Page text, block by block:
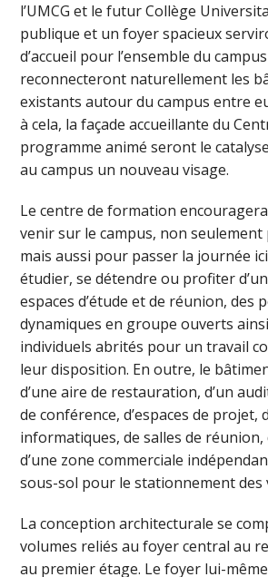
l’UMCG et le futur Collège
publique et un foyer spacieux
d’accueil pour l’ensemble du
reconnecteront naturellement les
existants autour du campus entre
à cela, la façade accueillante du
programme animé seront le
au campus un nouveau visage.
Le centre de formation
venir sur le campus, non seulement
mais aussi pour passer la journée
étudier, se détendre ou profiter
espaces d’étude et de réunion, des
dynamiques en groupe ouverts
individuels abrités pour un travail
leur disposition. En outre, le
d’une aire de restauration, d’un
de conférence, d’espaces de projet,
informatiques, de salles de réunion,
d’une zone commerciale
sous-sol pour le stationnement des
La conception architecturale se
volumes reliés au foyer central au
au premier étage. Le foyer lui-